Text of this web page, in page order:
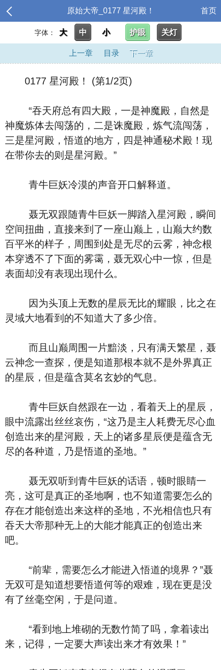
原始大帝_0177 星河殿！ 首页
字体： 大 中 小 护眼 关灯
上一章 目录 下一章
0177 星河殿！ (第1/2页)
“吞天府总有四大殿，一是神魔殿，自然是
神魔炼体去闯荡的，二是诛魔殿，炼气流闯荡，
三是星河殿，悟道的地方，四是神通秘术殿！现
在带你去的则是星河殿。”
青牛巨妖冷漠的声音开口解释道。
聂无双跟随青牛巨妖一脚踏入星河殿，瞬间
空间扭曲，直接来到了一座山巅上，山巅大约数
百平米的样子，周围到处是无尽的云雾，神念根
本穿透不了下面的雾霭，聂无双心中一惊，但是
表面却没有表现出现什么。
因为头顶上无数的星辰无比的耀眼，比之在
灵域大地看到的不知道大了多少倍。
而且山巅周围一片黯淡，只有满天繁星，聂
云神念一查探，便是知道那根本就不是外界真正
的星辰，但是蕴含莫名玄妙的气息。
青牛巨妖自然跟在一边，看着天上的星辰，
眼中流露出丝丝哀伤，“这乃是主人耗费无尽心血
创造出来的星河殿，天上的诸多星辰便是蕴含无
尽的各种道，乃是悟道的圣地。”
聂无双听到青牛巨妖的话语，顿时眼睛一
亮，这可是真正的圣地啊，也不知道需要怎么的
存在才能创造出来这样的圣地，不光相信也只有
吞天大帝那种无上的大能才能真正的创造出来
吧。
“前辈，需要怎么才能进入悟道的境界？”聂
无双可是知道想要悟道何等的艰难，现在更是没
有了丝毫空闲，于是问道。
“看到地上堆砌的无数竹简了吗，拿着读出
来，记得，一定要大声读出来才有效果！”